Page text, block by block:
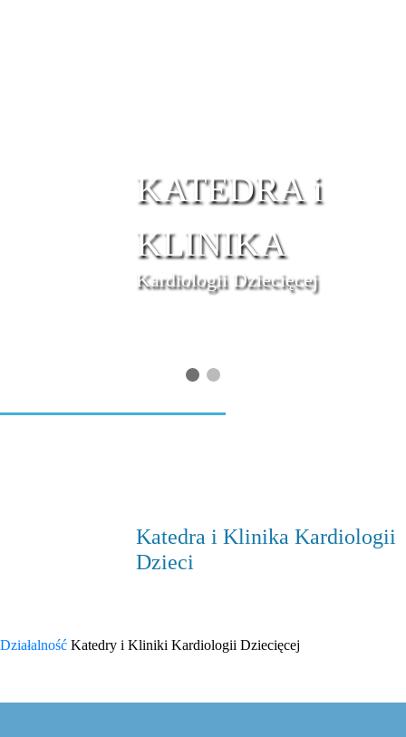
KATEDRA i
KLINIKA
Kardiologii Dziecięcej
Katedra i Klinika Kardiologii
Dzieci
Działalność Katedry i Kliniki Kardiologii Dziecięcej